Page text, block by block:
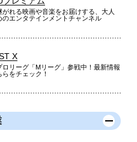
がれる映画や音楽をお届けする、大人
のエンタテインメントチャンネル
X
ロリーグ「Mリーグ」参戦中！最新情報
らをチェック！